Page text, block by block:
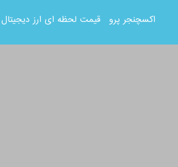
اکسچنجر پرو قیمت لحظه ای ارز دیجیتال